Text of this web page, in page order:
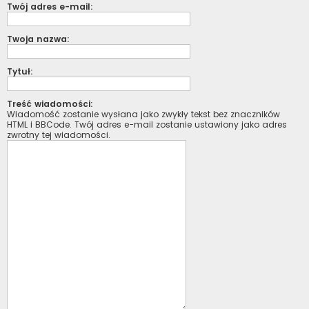
Twój adres e-mail:
Twoja nazwa:
Tytuł:
Treść wiadomości:
Wiadomość zostanie wysłana jako zwykły tekst bez znaczników
HTML i BBCode. Twój adres e-mail zostanie ustawiony jako adres
zwrotny tej wiadomości.